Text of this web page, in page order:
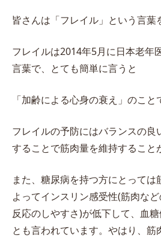
皆さんは「フレイル」という言葉
フレイルは2014年5月に日本老年
言葉で、とても簡単に言うと
「加齢による心身の衰え」のこと
フレイルの予防にはバランスの良
することで筋肉量を維持すること
また、糖尿病を持つ方にとっては
よってインスリン感受性(筋肉な
反応のしやすさ)が低下して、血
とも言われています。やはり、筋